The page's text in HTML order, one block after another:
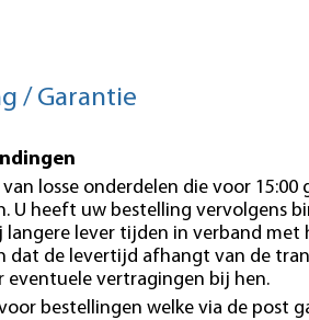
/ Garantie
van losse onderdelen die voor
U heeft uw bestelling vervolgens
langere lever tijden in verband met
dat de levertijd afhangt van de
eventuele vertragingen bij hen.
bestellingen welke via de post